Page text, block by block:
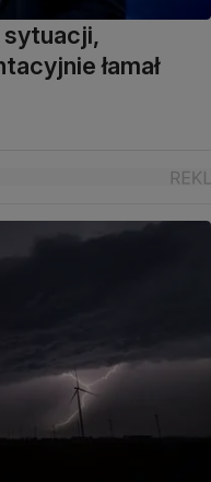
sytuacji,
łamał